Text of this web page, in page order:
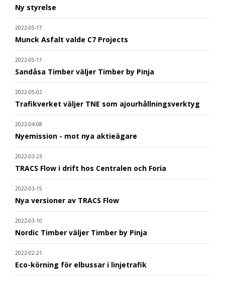
Ny styrelse
2022-05-17
Munck Asfalt valde C7 Projects
2022-05-11
Sandåsa Timber väljer Timber by Pinja
2022-05-02
Trafikverket väljer TNE som ajourhållningsverktyg
2022-04-08
Nyemission - mot nya aktieägare
2022-03-23
TRACS Flow i drift hos Centralen och Foria
2022-03-15
Nya versioner av TRACS Flow
2022-03-10
Nordic Timber väljer Timber by Pinja
2022-02-21
Eco-körning för elbussar i linjetrafik